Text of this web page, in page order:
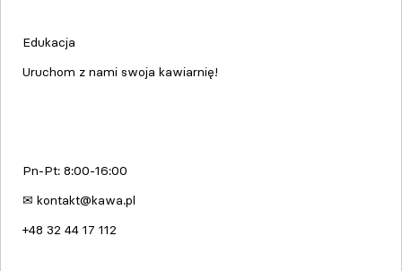
Edukacja
Uruchom z nami swoja kawiarnię!
Pn-Pt: 8:00-16:00
✉ kontakt@kawa.pl
+48 32 44 17 112